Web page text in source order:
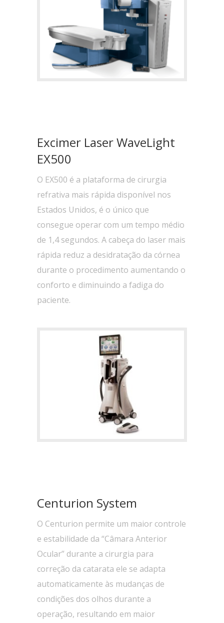
Excimer Laser WaveLight
EX500
O EX500 é a plataforma de cirurgia
refrativa mais rápida disponível nos
Estados Unidos, é o único que
consegue operar com um tempo médio
de 1,4 segundos. A cabeça do laser mais
rápida reduz a desidratação da córnea
durante o procedimento aumentando o
conforto e diminuindo a fadiga do
paciente.
Centurion System
O Centurion permite um maior controle
e estabilidade da “Câmara Anterior
Ocular” durante a cirurgia para
correção da catarata ele se adapta
automaticamente às mudanças de
condições dos olhos durante a
operação, resultando em maior